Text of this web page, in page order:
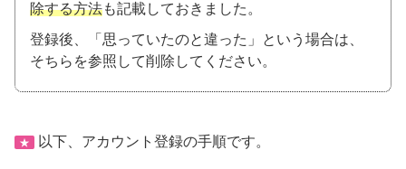
除する方法も記載しておきました。
登録後、「思っていたのと違った」という場合は、
そちらを参照して削除してください。
★ 以下、アカウント登録の手順です。